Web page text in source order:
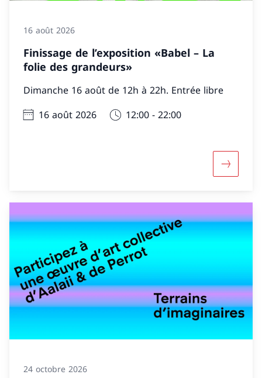
16 août 2026
Finissage de l’exposition «Babel – La
folie des grandeurs»
Dimanche 16 août de 12h à 22h. Entrée libre
16 août 2026
12:00 - 22:00
24 octobre 2026